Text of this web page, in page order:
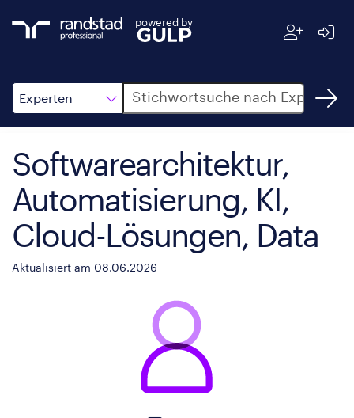
powered by
Experten
Suche
Softwarearchitektur,
Automatisierung, KI,
Cloud-Lösungen, Data
Aktualisiert am 08.06.2026